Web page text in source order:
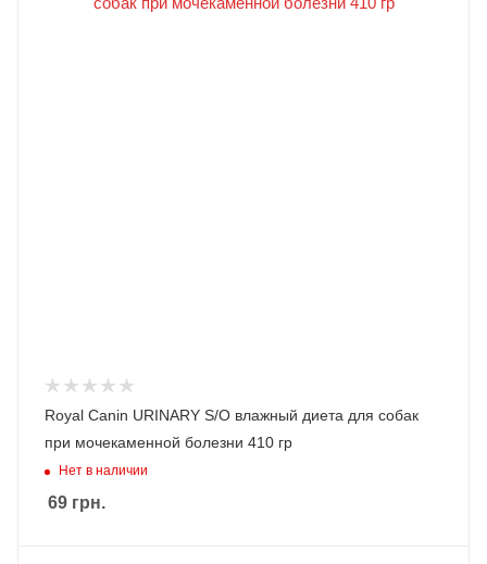
Royal Canin URINARY S/O влажный диета для собак
при мочекаменной болезни 410 гр
Нет в наличии
69 грн.